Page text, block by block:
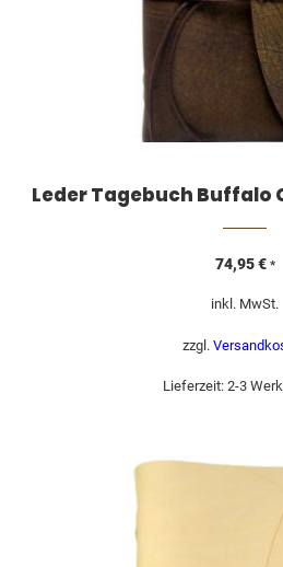
Leder Tagebuch Buffalo
74,95€ *
inkl. MwSt.
zzgl.
Lieferzeit: 2-3